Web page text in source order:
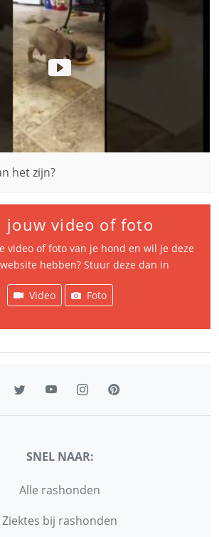
het zijn?
jouw video of foto
video of foto van je hond en wil je deze
hebben? Stuur deze dan in
Video Foto
SNEL NAAR:
Alle rashonden
Ziektes bij rashonden